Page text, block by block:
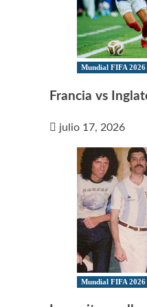
Mundial FIFA 2026
Francia vs
julio 17, 2026
Mundial FIFA 2026